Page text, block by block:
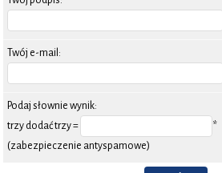
Twój e-mail:
Podaj słownie wynik:
trzy dodać trzy =
*
(zabezpieczenie antyspamowe)